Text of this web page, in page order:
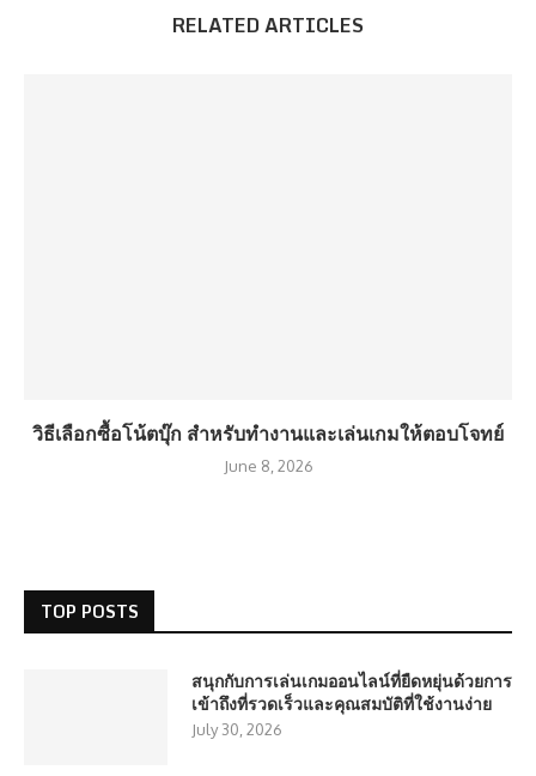
RELATED ARTICLES
วิธีเลือกซื้อโน้ตบุ๊ก สำหรับทำงานและเล่นเกมให้ตอบโจทย์
June 8, 2026
TOP POSTS
สนุกกับการเล่นเกมออนไลน์ที่ยืดหยุ่นด้วยการ
เข้าถึงที่รวดเร็วและคุณสมบัติที่ใช้งานง่าย
July 30, 2026